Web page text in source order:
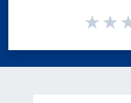
Valuta da 1 a 5 stelle la